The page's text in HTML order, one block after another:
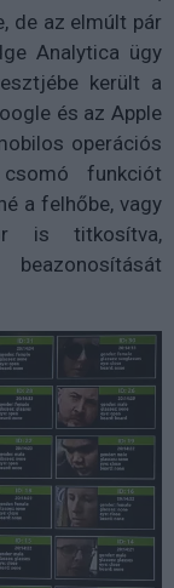
de az elmúlt pár
Analytica ügy
került a
és az Apple
operációs
funkciót
a felhőbe, vagy
is titkosítva,